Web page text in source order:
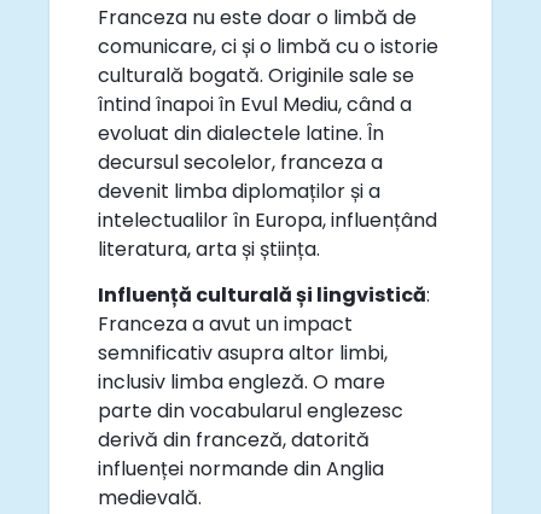
Franceza nu este doar o limbă de
comunicare, ci și o limbă cu o istorie
culturală bogată. Originile sale se
întind înapoi în Evul Mediu, când a
evoluat din dialectele latine. În
decursul secolelor, franceza a
devenit limba diplomaților și a
intelectualilor în Europa, influențând
literatura, arta și știința.
Influență culturală și lingvistică:
Franceza a avut un impact
semnificativ asupra altor limbi,
inclusiv limba engleză. O mare
parte din vocabularul englezesc
derivă din franceză, datorită
influenței normande din Anglia
medievală.